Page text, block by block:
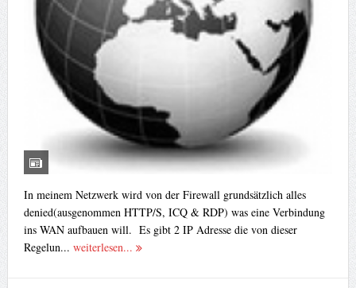
In meinem Netzwerk wird von der Firewall grundsätzlich alles
denied(ausgenommen HTTP/S, ICQ & RDP) was eine Verbindung
ins WAN aufbauen will. Es gibt 2 IP Adresse die von dieser
Regelun... weiterlesen...